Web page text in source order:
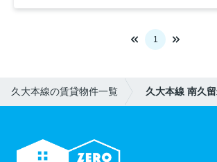
1
久大本線の賃貸物件一覧 久大本線 南久